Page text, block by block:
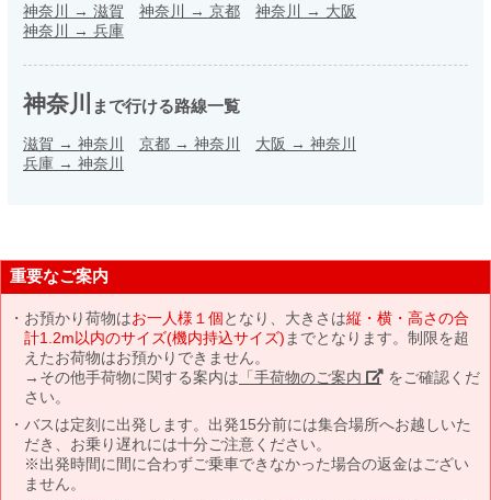
神奈川 → 滋賀 神奈川 → 京都 神奈川 → 大阪
神奈川 → 兵庫
神奈川 まで行ける路線一覧
滋賀 → 神奈川 京都 → 神奈川 大阪 → 神奈川
兵庫 → 神奈川
重要なご案内
お預かり荷物はお一人様１個となり、大きさは縦・横・高さの合
計1.2m以内のサイズ(機内持込サイズ) までとなります。制限を超
えたお荷物はお預かりできません。
→その他手荷物に関する案内は 「手荷物のご案内」 をご確認くだ
さい。
バスは定刻に出発します。出発15分前には集合場所へお越しいた
だき、お乗り遅れには十分ご注意ください。
※出発時間に間に合わずご乗車できなかった場合の返金はござい
ません。